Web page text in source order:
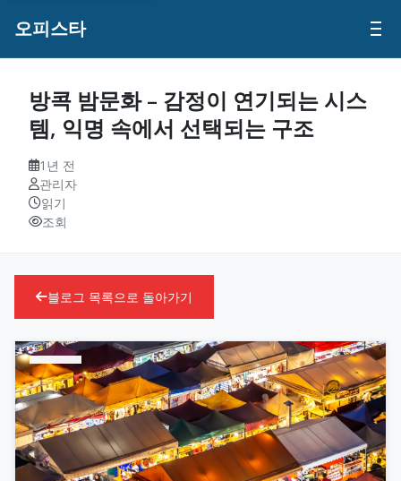
오피스타
방콕 밤문화 – 감정이 연기되는 시스
템, 익명 속에서 선택되는 구조
1년 전
관리자
읽기
조회
블로그 목록으로 돌아가기